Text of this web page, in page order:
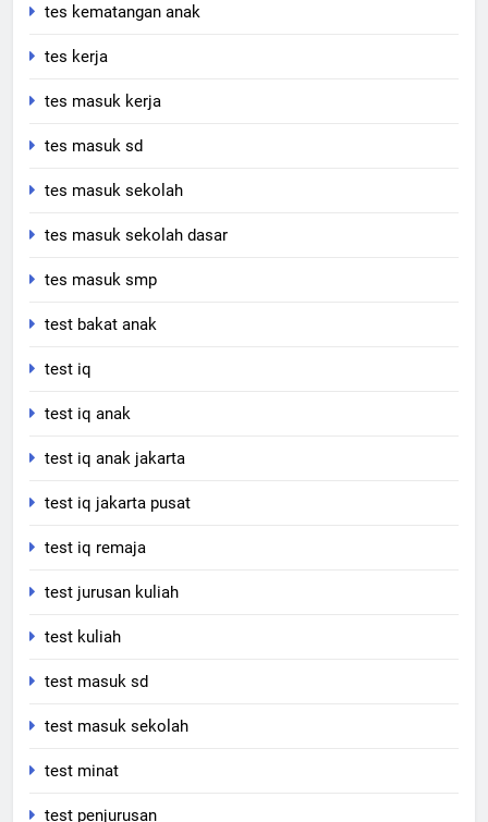
tes kematangan anak
tes kerja
tes masuk kerja
tes masuk sd
tes masuk sekolah
tes masuk sekolah dasar
tes masuk smp
test bakat anak
test iq
test iq anak
test iq anak jakarta
test iq jakarta pusat
test iq remaja
test jurusan kuliah
test kuliah
test masuk sd
test masuk sekolah
test minat
test penjurusan